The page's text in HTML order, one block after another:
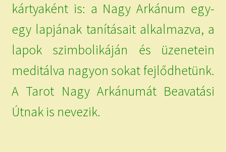
kártyaként is: a Nagy Arkánum egy-
egy lapjának tanításait alkalmazva, a
lapok szimbolikáján és üzenetein
meditálva nagyon sokat fejlődhetünk.
A Tarot Nagy Arkánumát Beavatási
Útnak is nevezik.